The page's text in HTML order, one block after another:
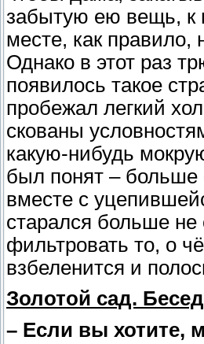
забытую ею вещь, к
месте, как правило,
Однако в этот раз
появилось такое
пробежал легкий
скованы
какую-нибудь
был понят –
вместе с
старался больше
фильтровать то, о
взбеленится и
Золотой сад.
– Если вы хотите,